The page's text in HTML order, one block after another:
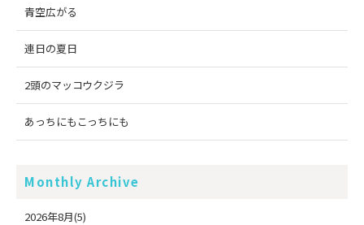
青空広がる
連日の夏日
2頭のマッコウクジラ
あっちにもこっちにも
Monthly Archive
2026年8月(5)